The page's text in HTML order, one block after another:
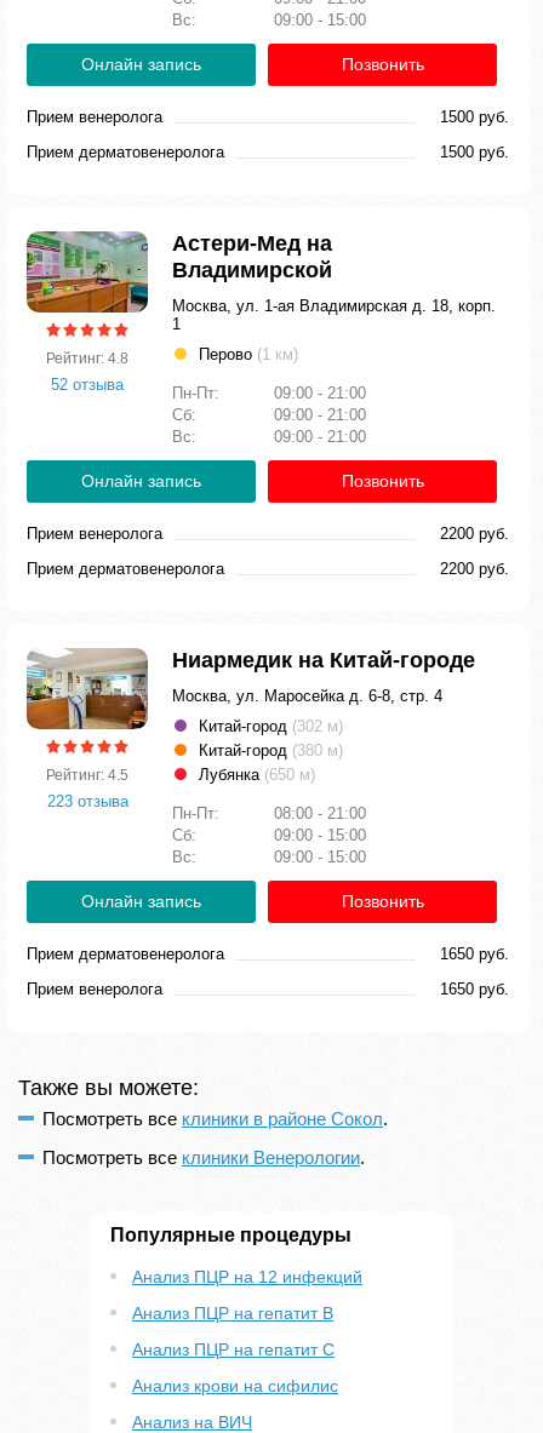
Вс:
09:00 - 15:00
Онлайн запись Позвонить
Прием венеролога
1500 руб.
Прием дерматовенеролога
1500 руб.
Рейтинг: 4.8
52 отзыва
Астери-Мед на
Владимирской
Москва, ул. 1-ая Владимирская д. 18, корп.
1
Перово (1 км)
Пн-Пт:
09:00 - 21:00
Сб:
09:00 - 21:00
Вс:
09:00 - 21:00
Онлайн запись Позвонить
Прием венеролога
2200 руб.
Прием дерматовенеролога
2200 руб.
Рейтинг: 4.5
223 отзыва
Ниармедик на Китай-городе
Москва, ул. Маросейка д. 6-8, стр. 4
Китай-город (302 м)
Китай-город (380 м)
Лубянка (650 м)
Пн-Пт:
08:00 - 21:00
Сб:
09:00 - 15:00
Вс:
09:00 - 15:00
Онлайн запись Позвонить
Прием дерматовенеролога
1650 руб.
Прием венеролога
1650 руб.
Также вы можете:
Посмотреть все клиники в районе Сокол.
Посмотреть все клиники Венерологии.
Популярные процедуры
Анализ ПЦР на 12 инфекций
Анализ ПЦР на гепатит B
Анализ ПЦР на гепатит С
Анализ крови на сифилис
Анализ на ВИЧ